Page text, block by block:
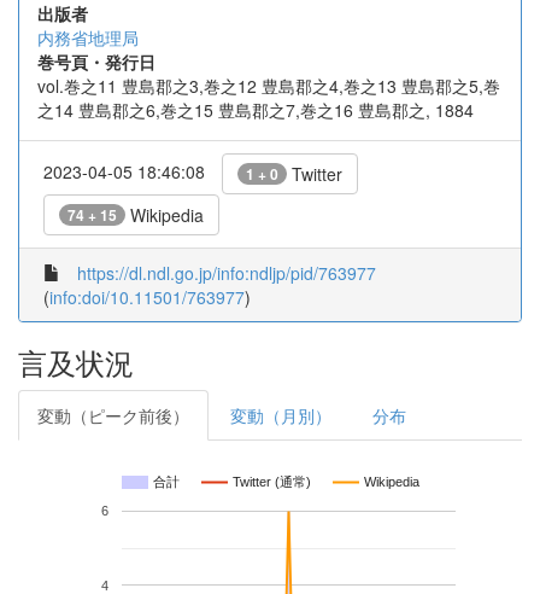
出版者
内務省地理局
巻号頁・発行日
vol.巻之11 豊島郡之3,巻之12 豊島郡之4,巻之13 豊島郡之5,巻
之14 豊島郡之6,巻之15 豊島郡之7,巻之16 豊島郡之, 1884
2023-04-05 18:46:08 1 + 0 Twitter
74 + 15 Wikipedia
https://dl.ndl.go.jp/info:ndljp/pid/763977
(info:doi/10.11501/763977)
言及状況
変動（ピーク前後） 変動（月別） 分布
合計 Twitter (通常) Wikipedia
4
6